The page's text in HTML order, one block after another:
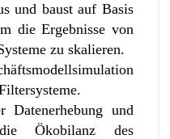
und baust auf Basis
die Ergebnisse von
zu skalieren.
Datenerhebung und
Ökobilanz des